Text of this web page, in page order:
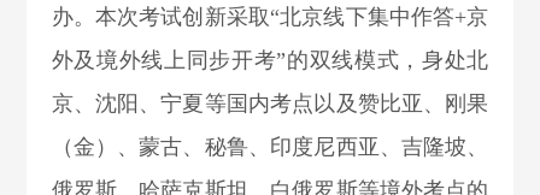
办。本次考试创新采取“北京线下集中作答+京
外及境外线上同步开考”的双线模式，身处北
京、沈阳、宁夏 等国内考点以及赞比亚、刚果
（金）、蒙古、秘鲁、印度尼西亚、吉隆坡、